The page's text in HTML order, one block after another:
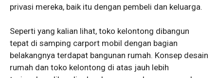
privasi mereka, baik itu dengan pembeli dan keluarga.
Seperti yang kalian lihat, toko kelontong dibangun
tepat di samping carport mobil dengan bagian
belakangnya terdapat bangunan rumah. Konsep desain
rumah dan toko kelontong di atas jauh lebih